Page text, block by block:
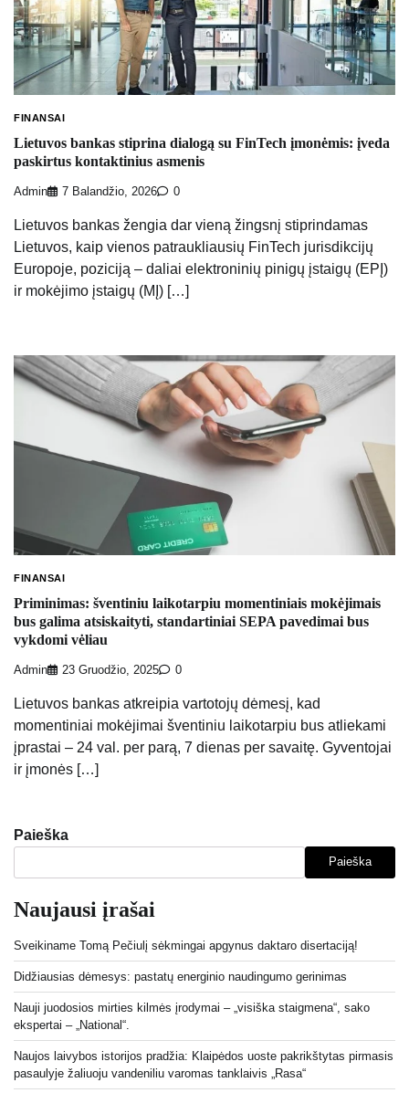
FINANSAI
Lietuvos bankas stiprina dialogą su FinTech įmonėmis: įveda
paskirtus kontaktinius asmenis
Admin 7 Balandžio, 2026 0
Lietuvos bankas žengia dar vieną žingsnį stiprindamas
Lietuvos, kaip vienos patraukliausių FinTech jurisdikcijų
Europoje, poziciją – daliai elektroninių pinigų įstaigų (EPĮ)
ir mokėjimo įstaigų (MĮ) […]
FINANSAI
Priminimas: šventiniu laikotarpiu momentiniais mokėjimais
bus galima atsiskaityti, standartiniai SEPA pavedimai bus
vykdomi vėliau
Admin 23 Gruodžio, 2025 0
Lietuvos bankas atkreipia vartotojų dėmesį, kad
momentiniai mokėjimai šventiniu laikotarpiu bus atliekami
įprastai – 24 val. per parą, 7 dienas per savaitę. Gyventojai
ir įmonės […]
Paieška
Paieška
Naujausi įrašai
Sveikiname Tomą Pečiulį sėkmingai apgynus daktaro disertaciją!
Didžiausias dėmesys: pastatų energinio naudingumo gerinimas
Nauji juodosios mirties kilmės įrodymai – „visiška staigmena“, sako
ekspertai – „National“.
Naujos laivybos istorijos pradžia: Klaipėdos uoste pakrikštytas pirmasis
pasaulyje žaliuoju vandeniliu varomas tanklaivis „Rasa“